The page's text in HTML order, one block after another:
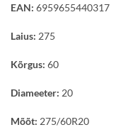
EAN: 6959655440317
Laius: 275
Kõrgus: 60
Diameeter: 20
Mõõt: 275/60R20